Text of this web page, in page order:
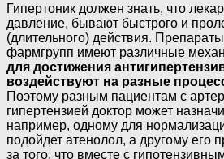
Гипертоник должен знать, что
давление, бывают быстрого и
(длительного) действия.
фармгрупп имеют различные
для достижения
воздействуют на разные
Поэтому разным пациентам с
гипертензией доктор может
например, одному для
подойдет атенолол, а другому его
за того, что вместе с